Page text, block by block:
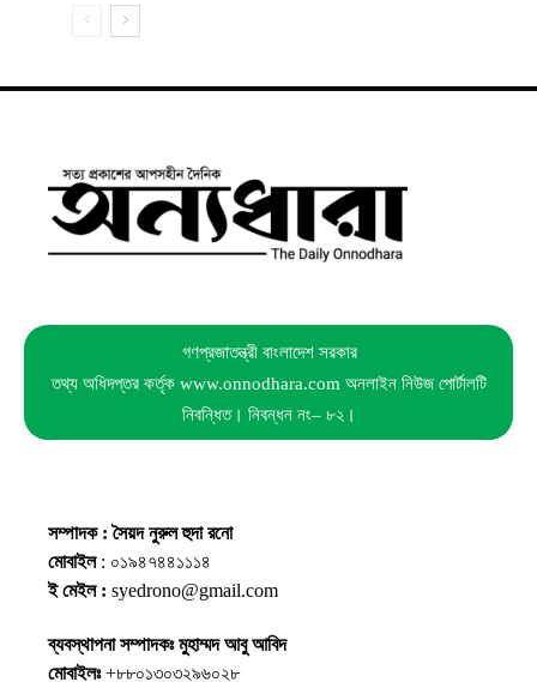
গণপ্রজাতন্ত্রী বাংলাদেশ সরকার
তথ্য অধিদপ্তর কর্তৃক www.onnodhara.com অনলাইন নিউজ পোর্টালটি
নিবন্ধিত। নিবন্ধন নং– ৮২।
সম্পাদক : সৈয়দ নুরুল হুদা রনো
মোবাইল: ০১৯৪৭৪৪১১১৪
ই মেইল : syedrono@gmail.com
ব্যবস্থাপনা সম্পাদকঃ মুহাম্মদ আবু আবিদ
মোবাইলঃ+৮৮০১৩০৩২৯৬০২৮